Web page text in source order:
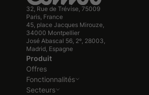
32, Rue de Trévise, 75009
Paris, France
45, place Jacques Mirouze,
34000 Montpellier
José Abascal 56, 2º, 28003,
Madrid, Espagne
Produit
Offres
Fonctionnalités
Secteurs